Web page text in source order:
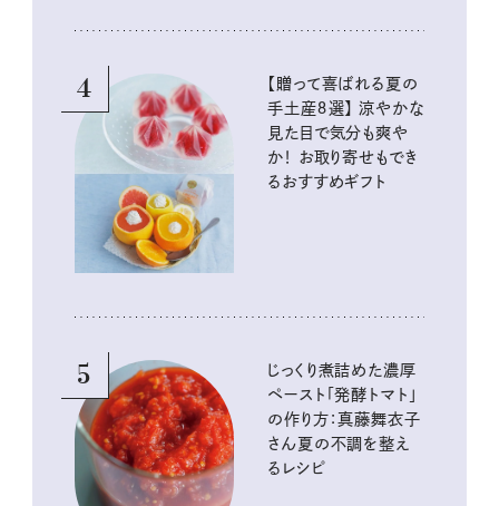
4
【贈って喜ばれる夏の
手土産８選】 涼やかな
見た目で気分も爽や
か！ お取り寄せもでき
るおすすめギフト
5
じっくり煮詰めた濃厚
ペースト「発酵トマト」
の作り方：真藤舞衣子
さん夏の不調を整え
るレシピ